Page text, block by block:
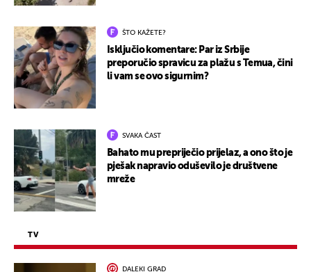
ŠTO KAŽETE?
Isključio komentare: Par iz Srbije
preporučio spravicu za plažu s Temua, čini
li vam se ovo sigurnim?
SVAKA ČAST
Bahato mu prepriječio prijelaz, a ono što je
pješak napravio oduševilo je društvene
mreže
TV
DALEKI GRAD